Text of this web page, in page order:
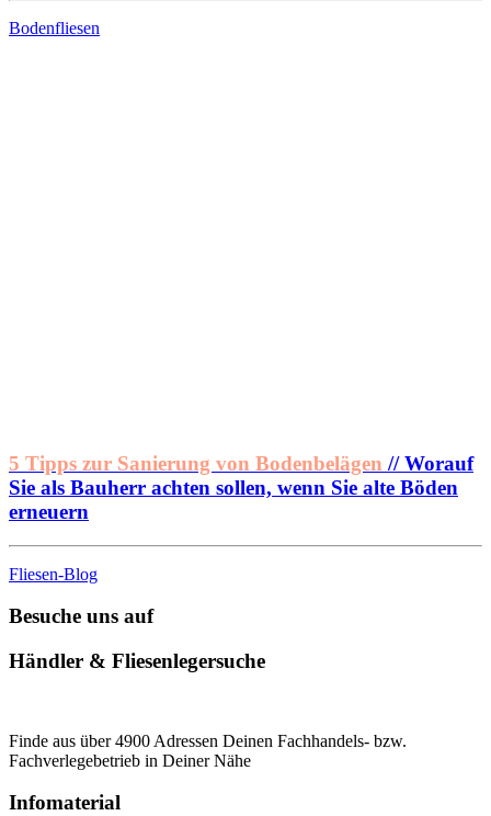
Bodenfliesen
5 Tipps zur Sanierung von Bodenbelägen // Worauf
Sie als Bauherr achten sollen, wenn Sie alte Böden
erneuern
Fliesen-Blog
Besuche uns auf
Händler & Fliesenlegersuche
Finde aus über 4900 Adressen Deinen Fachhandels- bzw.
Fachverlegebetrieb in Deiner Nähe
Infomaterial